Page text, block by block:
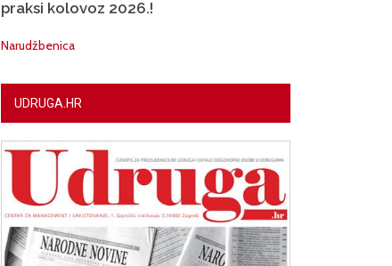
praksi kolovoz 2026.!
Narudžbenica
UDRUGA.HR